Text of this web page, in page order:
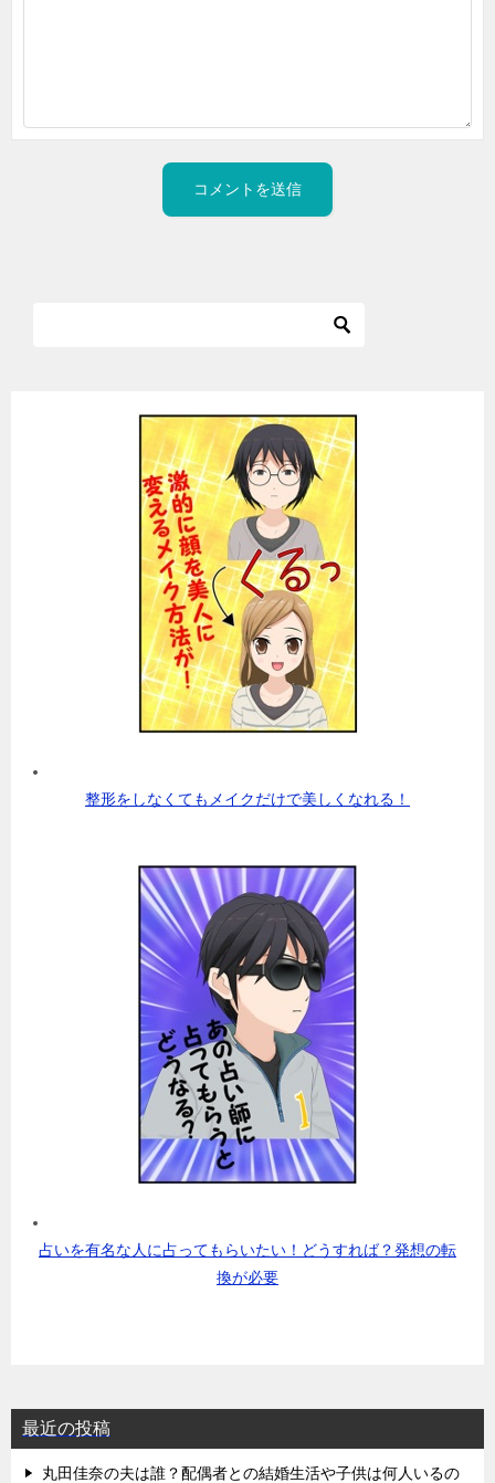
整形をしなくてもメイクだけで美しくなれる！
占いを有名な人に占ってもらいたい！どうすれば？発想の転
換が必要
最近の投稿
丸田佳奈の夫は誰？配偶者との結婚生活や子供は何人いるの